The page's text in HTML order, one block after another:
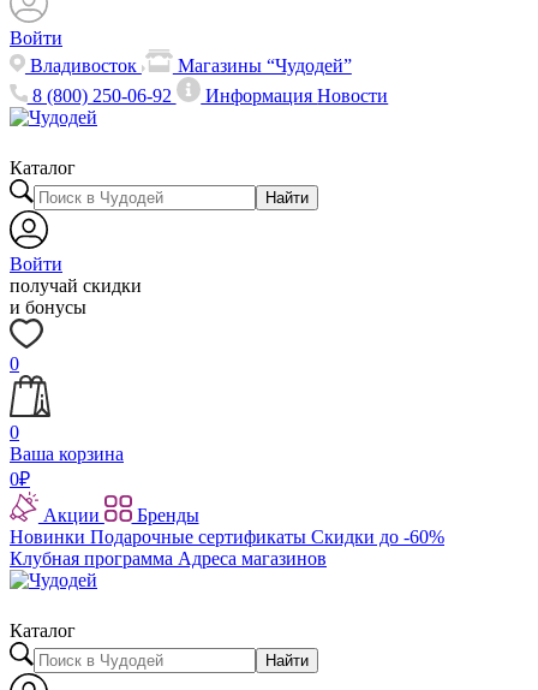
Войти
Владивосток
Магазины “Чудодей”
8 (800) 250-06-92
ИнформацияНовости
Каталог
Найти
Войти
получай скидки
и бонусы
0
0
Ваша корзина
0₽
Акции
Бренды
Новинки Подарочные сертификаты Скидки до -60%
Клубная программа Адреса магазинов
Каталог
Найти